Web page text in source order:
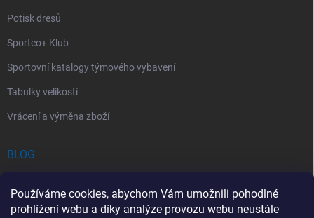
Používáme cookies, abychom Vám umožnili pohodlné
prohlížení webu a díky analýze provozu webu neustále
Potisk dresů
Sporteo+ Klub
Sportovní katalogy týmového vybavení
Tabulky velikostí
Vrácení a výměna zboží
BLOG
Povinný obsah autolékárničky v roce 2026: co musí obsahovat a na